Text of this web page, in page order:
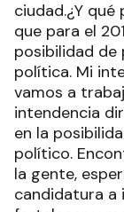
ciudad.¿Y
que para el
posibilidad de
política. Mi
vamos a
intendencia
en la
político.
la gente,
candidatura a